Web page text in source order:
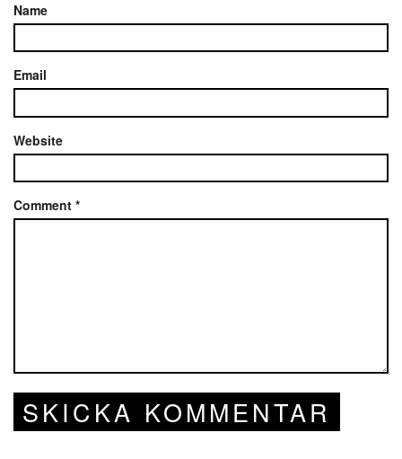
Name
Email
Website
Comment *
SKICKA KOMMENTAR